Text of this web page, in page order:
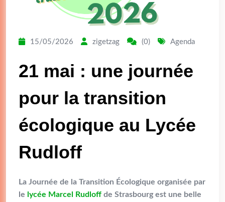
15/05/2026 zigetzag (0) Agenda
21 mai : une journée
pour la transition
écologique au Lycée
Rudloff
La Journée de la Transition Écologique organisée par
le lycée Marcel Rudloff de Strasbourg est une belle